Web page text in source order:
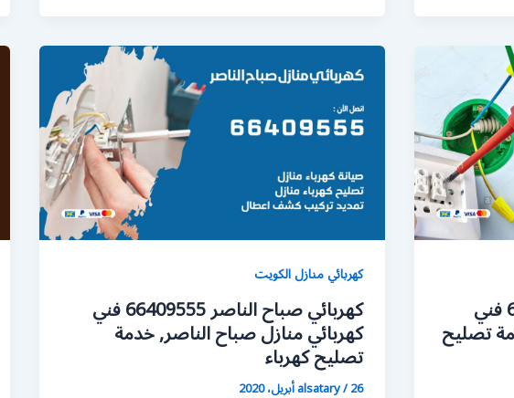
كهربائي ميدان حولي 66409555 فني
تصليح
كهربائي منازل الكويت
كهربائي صباح الناصر 66409555 فني
كهربائي منازل صباح الناصر, خدمة
تصليح كهرباء
alsatary/26 أبريل، 2020